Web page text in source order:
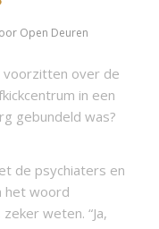
Open Deuren
voorzitten over de
in een
gebundeld was?
de psychiaters en
het woord
weten. “Ja,